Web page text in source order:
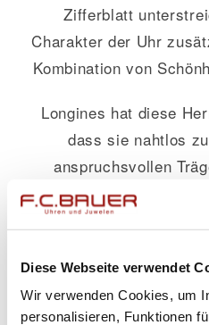
Diese Webseite verwendet
Wir verwenden Cookies, um
personalisieren, Funktionen
Zifferblatt
Charakter der Uhr
Kombination von
Longines hat diese
dass sie nahtlos
anspruchsvollen
geschäftlichen
Abendessen,
Das edle Design